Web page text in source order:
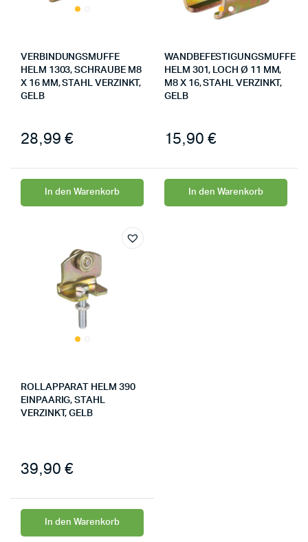
VERBINDUNGSMUFFE
HELM 1303, SCHRAUBE M8
X 16 MM, STAHL VERZINKT,
GELB
28,99 €
In den Warenkorb
WANDBEFESTIGUNGSMUFFE
HELM 301, LOCH Ø 11 MM,
M8 X 16, STAHL VERZINKT,
GELB
15,90 €
In den Warenkorb
ROLLAPPARAT HELM 390
EINPAARIG, STAHL
VERZINKT, GELB
39,90 €
In den Warenkorb